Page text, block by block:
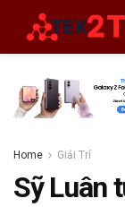
Home Giải Trí
Sỹ Luân